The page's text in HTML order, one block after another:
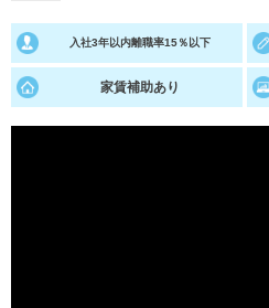
就活支援
入社3年以内離職率15％以下
家賃補助あり